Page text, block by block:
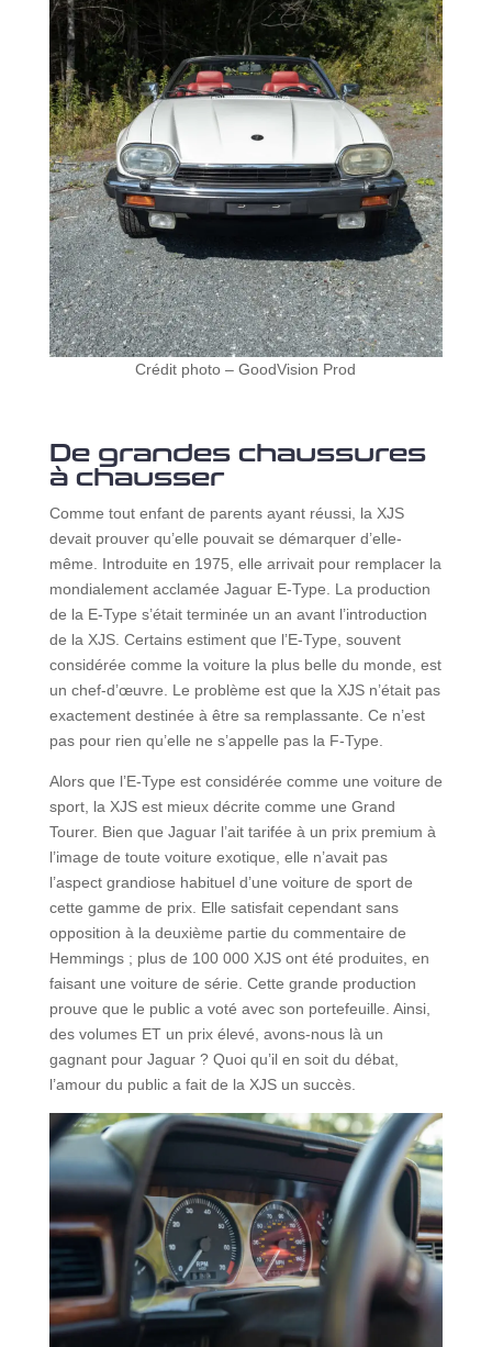
Crédit photo – GoodVision Prod
De grandes chaussures
à chausser
Comme tout enfant de parents ayant réussi, la XJS
devait prouver qu’elle pouvait se démarquer d’elle-
même. Introduite en 1975, elle arrivait pour remplacer la
mondialement acclamée Jaguar E-Type. La production
de la E-Type s’était terminée un an avant l’introduction
de la XJS. Certains estiment que l’E-Type, souvent
considérée comme la voiture la plus belle du monde, est
un chef-d’œuvre. Le problème est que la XJS n’était pas
exactement destinée à être sa remplassante. Ce n’est
pas pour rien qu’elle ne s’appelle pas la F-Type.
Alors que l’E-Type est considérée comme une voiture de
sport, la XJS est mieux décrite comme une Grand
Tourer. Bien que Jaguar l’ait tarifée à un prix premium à
l’image de toute voiture exotique, elle n’avait pas
l’aspect grandiose habituel d’une voiture de sport de
cette gamme de prix. Elle satisfait cependant sans
opposition à la deuxième partie du commentaire de
Hemmings ; plus de 100 000 XJS ont été produites, en
faisant une voiture de série. Cette grande production
prouve que le public a voté avec son portefeuille. Ainsi,
des volumes ET un prix élevé, avons-nous là un
gagnant pour Jaguar ? Quoi qu’il en soit du débat,
l’amour du public a fait de la XJS un succès.